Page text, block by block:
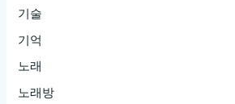
기술
기억
노래
노래방